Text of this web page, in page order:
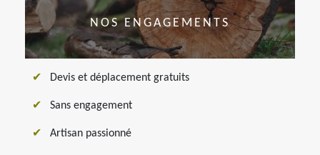
NOS ENGAGEMENTS
Devis et déplacement gratuits
Sans engagement
Artisan passionné